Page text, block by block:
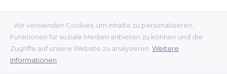
Wir verwenden Cookies, um Inhalte zu personalisieren,
Funktionen für soziale Medien anbieten zu können und die
Zugriffe auf unsere Website zu analysieren. Weitere
Informationen